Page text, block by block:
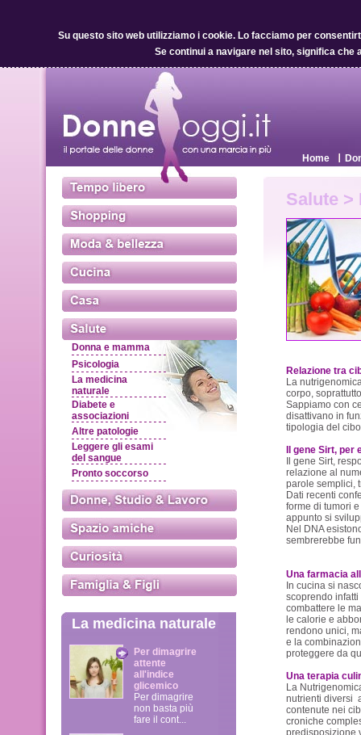
Su questo sito web utilizziamo i cookie.Lo facciamo per
Se continui a navigare nel sito, significa che
Home
Donna e mamma
Psicologia
La medicina
naturale
Diabete e
associazioni
Altre patologie
Leggere gli esami
del sangue
Pronto soccorso
La medicina naturale
Per dimagrire
attente
all'indice
glicemico
Per dimagrire
non basta più
fare il cont...
Salute >
Relazione tra
La
corpo,
Sappiamo con
disattivano in
tipologia del
Il gene Sirt, per
Il gene Sirt,
relazione al
parole semplici,
Dati recenti
forme di tumori
appunto si
Nel DNA
sembrerebbe
Una farmacia
In cucina si
scoprendo
combattere le
le calorie e
rendono unici,
e la
proteggere da
Una terapia
La
nutrienti diversi
contenute nei
croniche
predisposizione